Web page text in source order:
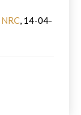
NRC, 14-04-